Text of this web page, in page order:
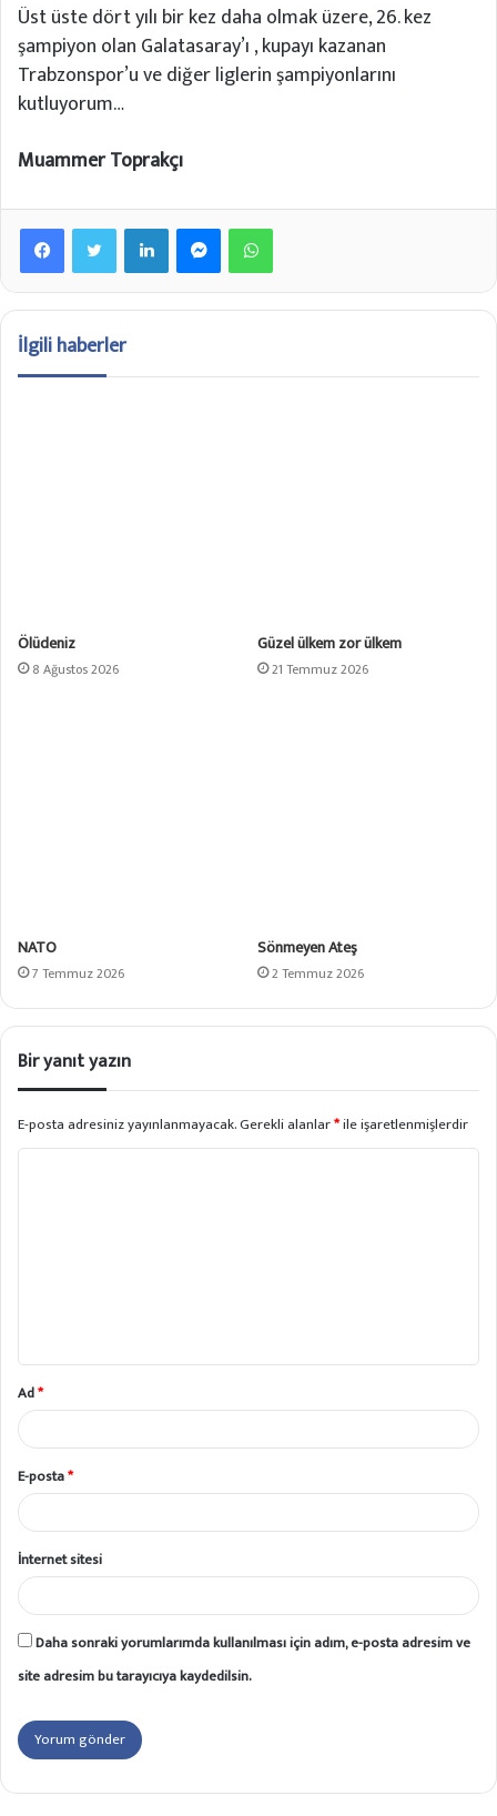
Üst üste dört yılı bir kez daha olmak üzere, 26. kez
şampiyon olan Galatasaray’ı , kupayı kazanan
Trabzonspor’u ve diğer liglerin şampiyonlarını
kutluyorum…
Muammer Toprakçı
İlgili haberler
Ölüdeniz
8 Ağustos 2026
Güzel ülkem zor ülkem
21 Temmuz 2026
NATO
7 Temmuz 2026
Sönmeyen Ateş
2 Temmuz 2026
Bir yanıt yazın
E-posta adresiniz yayınlanmayacak.Gerekli alanlar*ile işaretlenmişlerdir
Ad*
E-posta*
İnternet sitesi
Daha sonraki yorumlarımda kullanılması için adım, e-posta adresim ve
site adresim bu tarayıcıya kaydedilsin.